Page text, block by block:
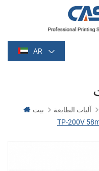
AR
بيت آليات الطابعة